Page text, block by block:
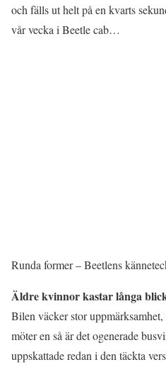
och fälls ut helt på en kvarts
vår vecka i Beetle cab…
Runda former – Beetlens
Äldre kvinnor kastar långa
Bilen väcker stor
möter en så är det ogenerade
uppskattade redan i den täckta